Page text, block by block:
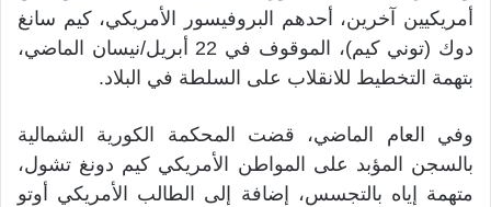
أمريكيين آخرين، أحدهم البروفيسور الأمريكي، كيم سانغ
دوك (توني كيم)، الموقوف في 22 أبريل/نيسان الماضي،
بتهمة التخطيط للانقلاب على السلطة في البلاد.
وفي العام الماضي، قضت المحكمة الكورية الشمالية
بالسجن المؤبد على المواطن الأمريكي كيم دونغ تشول،
متهمة إياه بالتجسس، إضافة إلى الطالب الأمريكي أوتو